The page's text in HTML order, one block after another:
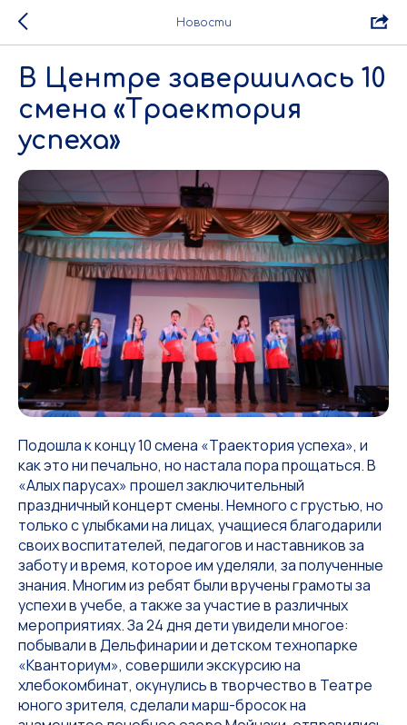
Новости
В Центре завершилась 10
смена «Траектория
успеха»
Подошла к концу 10 смена «Траектория успеха», и
как это ни печально, но настала пора прощаться. В
«Алых парусах» прошел заключительный
праздничный концерт смены. Немного с грустью, но
только с улыбками на лицах, учащиеся благодарили
своих воспитателей, педагогов и наставников за
заботу и время, которое им уделяли, за полученные
знания. Многим из ребят были вручены грамоты за
успехи в учебе, а также за участие в различных
мероприятиях. За 24 дня дети увидели многое:
побывали в Дельфинарии и детском технопарке
«Кванториум», совершили экскурсию на
хлебокомбинат, окунулись в творчество в Театре
юного зрителя, сделали марш-бросок на